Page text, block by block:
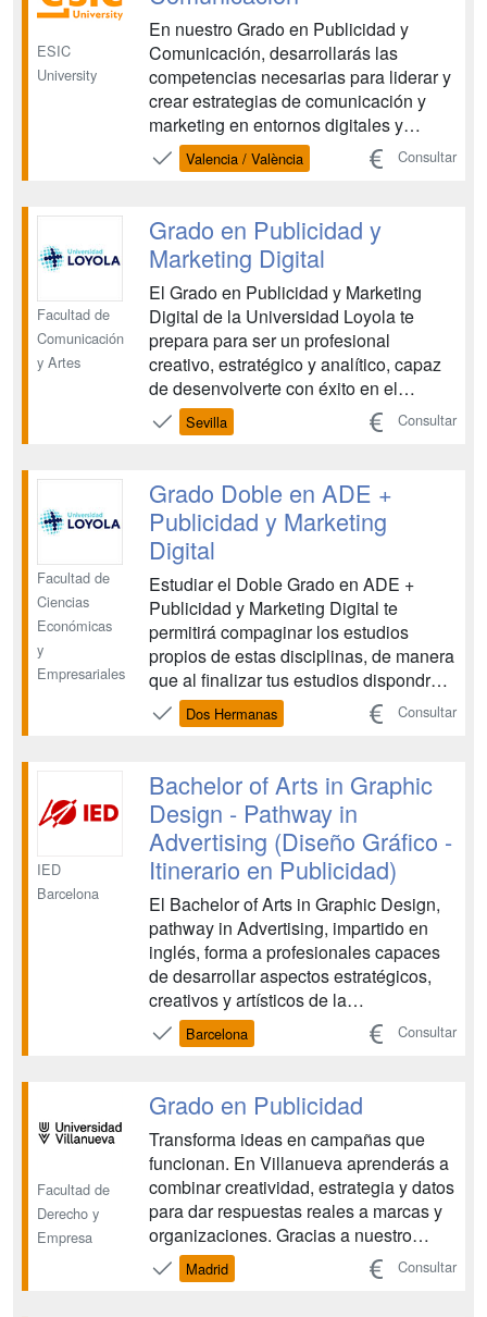
ESIC
University
En nuestro Grado en Publicidad y
Comunicación, desarrollarás las
competencias necesarias para liderar y
crear estrategias de comunicación y
marketing en entornos digitales y
globales cada vez más complejos. Hoy
más que nunca, las marcas necesitan
Esto abre un universo de oportunidades
para profesionales crea...
Valencia / València Consultar
Facultad de
Comunicación
y Artes
Grado en Publicidad y
Marketing Digital
El Grado en Publicidad y Marketing
Digital de la Universidad Loyola te
prepara para ser un profesional
creativo, estratégico y analítico, capaz
de desenvolverte con éxito en el
dinámico mundo de la comunicación y
el marketing online. Aprenderás a
gestionar marcas en el entorno digital y
analizar datos para optimizar re...
Sevilla Consultar
Facultad de
Ciencias
Económicas
y
Empresariales
Grado Doble en ADE +
Publicidad y Marketing
Digital
Estudiar el Doble Grado en ADE +
Publicidad y Marketing Digital te
permitirá compaginar los estudios
propios de estas disciplinas, de manera
que al finalizar tus estudios dispondrás
de dos titulaciones superiores y una
amplia formación con la que podrás
trata de una formación que integra dos
ámbitos, el de la em...
Dos Hermanas Consultar
IED
Barcelona
Bachelor of Arts in Graphic
Design - Pathway in
Advertising (Diseño Gráfico -
Itinerario en Publicidad)
El Bachelor of Arts in Graphic Design,
pathway in Advertising, impartido en
inglés, forma a profesionales capaces
de desarrollar aspectos estratégicos,
creativos y artísticos de la
comunicación audiovisual, creando el
perfil de un diseñador audiovisual. Este
disciplina tradicional y forma a
diseñadores gr...
Barcelona Consultar
Facultad de
Derecho y
Empresa
Grado en Publicidad
Transforma ideas en campañas que
funcionan. En Villanueva aprenderás a
combinar creatividad, estrategia y datos
para dar respuestas reales a marcas y
organizaciones. Gracias a nuestro
modelo Active Learning aprenderás
haciendo desde el primer día: te
Madrid Consultar